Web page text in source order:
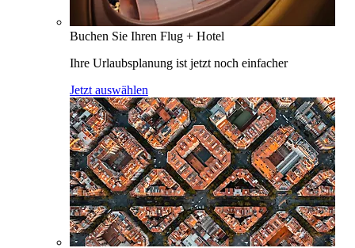
Buchen Sie Ihren Flug + Hotel
Ihre Urlaubsplanung ist jetzt noch einfacher
Jetzt auswählen